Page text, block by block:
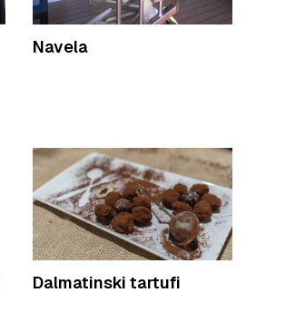
Navela
Dalmatinski tartufi